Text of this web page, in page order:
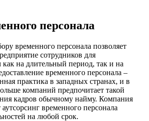
персонала
временного персонала позволяет
сотрудников для
как на длительный период, так и на
временного персонала –
практика в западных странах, и в
компаний предпочитает такой
кадров обычному найму. Компания
временного персонала
на любой срок.